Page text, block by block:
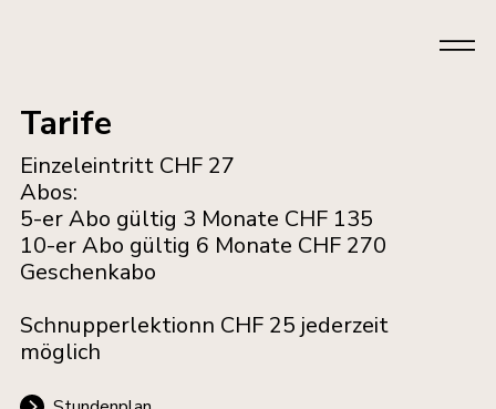
Tarife
Einzeleintritt CHF 27
Abos:
5-er Abo gültig 3 Monate CHF 135
10-er Abo gültig 6 Monate CHF 270
Geschenkabo
Schnupperlektionn CHF 25 jederzeit
möglich